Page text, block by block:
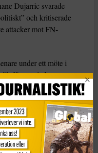
Dujarric svarade
och kritiserade
attacker mot FN-
under ett möte i
gårdagens
men hans
av den israeliska
ansvarig för att inte